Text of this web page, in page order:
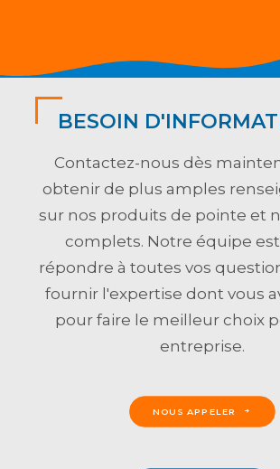
BESOIN
Contactez-nous dès
obtenir de plus amples
sur nos produits de pointe et
complets. Notre équipe
répondre à toutes vos
fournir l'expertise dont vous
pour faire le meilleur choix
entreprise.
NOUS APPELER